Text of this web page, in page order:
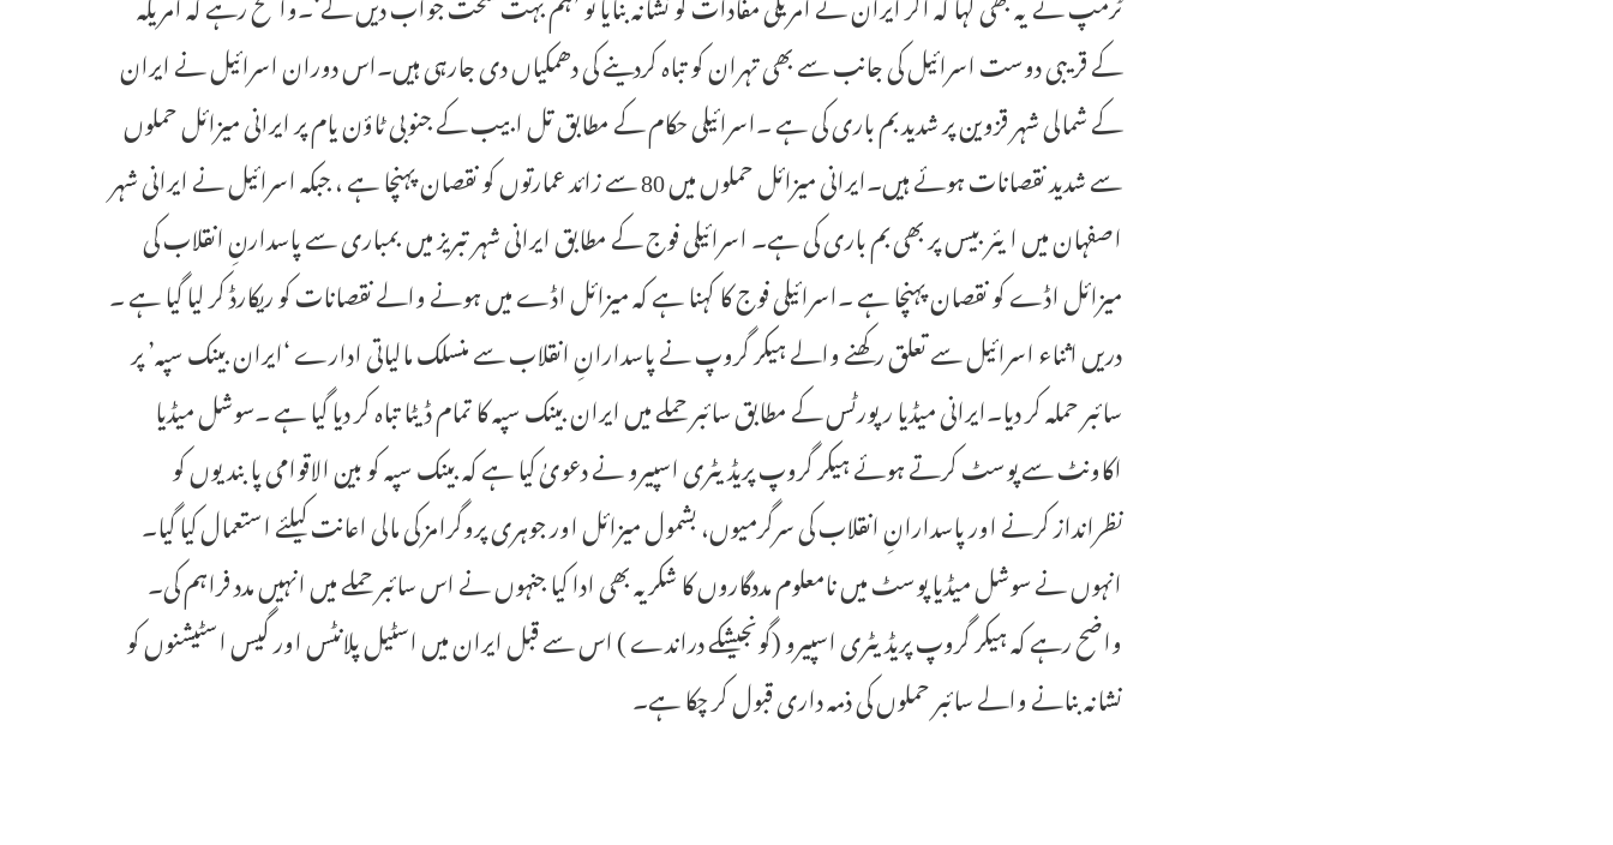
کے قریبی دوست اسرائیل کی جانب سے بھی تہران کو تباہ کردینے کی دھمکیاں دی جارہی ہیں۔اس دوران اسرائیل نے ایران
کے شمالی شہر قزوین پر شدید بم باری کی ہے ۔اسرائیلی حکام کے مطابق تل ابیب کے جنوبی ٹاؤن یام پر ایرانی میزائل حملوں
سے شدید نقصانات ہوئے ہیں۔ایرانی میزائل حملوں میں 80 سے زائد عمارتوں کو نقصان پہنچا ہے ، جبکہ اسرائیل نے ایرانی شہر
اصفہان میں ایئر بیس پر بھی بم باری کی ہے۔ اسرائیلی فوج کے مطابق ایرانی شہر تبریز میں بمباری سے پاسدارنِ انقلاب کی
میزائل اڈے کو نقصان پہنچا ہے ۔اسرائیلی فوج کا کہنا ہے کہ میزائل اڈے میں ہونے والے نقصانات کو ریکارڈ کر لیا گیا ہے ۔
دریں اثناء اسرائیل سے تعلق رکھنے والے ہیکر گروپ نے پاسدارانِ انقلاب سے منسلک مالیاتی ادارے ‘ایران بینک سپہ’ پر
سائبر حملہ کر دیا۔ایرانی میڈیا رپورٹس کے مطابق سائبر حملے میں ایران بینک سپہ کا تمام ڈیٹا تباہ کر دیا گیا ہے ۔سوشل میڈیا
اکاونٹ سے پوسٹ کرتے ہوئے ہیکر گروپ پریڈیٹری اسپیرو نے دعویٰ کیا ہے کہ بینک سپہ کو بین الاقوامی پابندیوں کو
نظرانداز کرنے اور پاسدارانِ انقلاب کی سرگرمیوں، بشمول میزائل اور جوہری پروگرامز کی مالی اعانت کیلئے استعمال کیا گیا۔
انہوں نے سوشل میڈیا پوسٹ میں نامعلوم مددگاروں کا شکریہ بھی ادا کیا جنہوں نے اس سائبر حملے میں انہیں مدد فراہم کی۔
واضح رہے کہ ہیکر گروپ پریڈیٹری اسپیرو (گونجیشکے دراندے ) اس سے قبل ایران میں اسٹیل پلانٹس اور گیس اسٹیشنوں کو
نشانہ بنانے والے سائبر حملوں کی ذمہ داری قبول کر چکا ہے۔